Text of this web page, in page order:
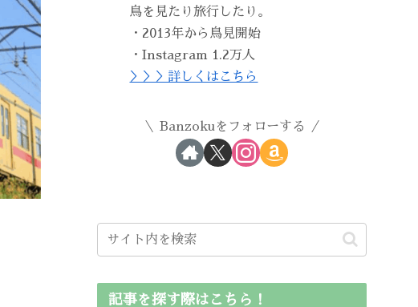
鳥を見たり旅行したり。
・2013年から鳥見開始
・Instagram 1.2万人
＞＞＞詳しくはこちら
Banzokuをフォローする
記事を探す際はこちら！